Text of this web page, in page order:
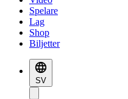
Spelare
Lag
Shop
Biljetter
SV